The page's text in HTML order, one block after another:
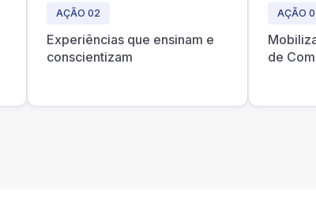
AÇÃO 02
Experiências que ensinam e
conscientizam
AÇÃO
de